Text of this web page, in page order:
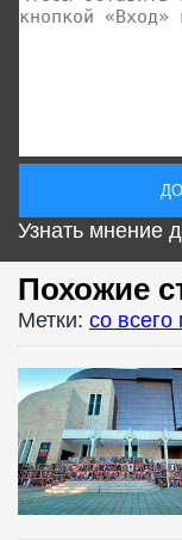
Узнать мнение
Похожие
Метки: со всего